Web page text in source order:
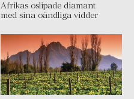
Afrikas oslipade diamant
med sina oändliga vidder